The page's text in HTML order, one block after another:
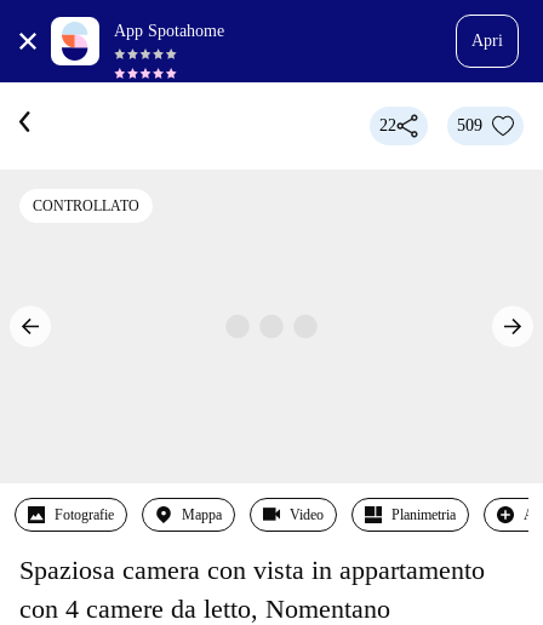
App Spotahome
Apri
22 509
CONTROLLATO
Fotografie Mappa Video Planimetria
Spaziosa camera con vista in appartamento
con 4 camere da letto, Nomentano